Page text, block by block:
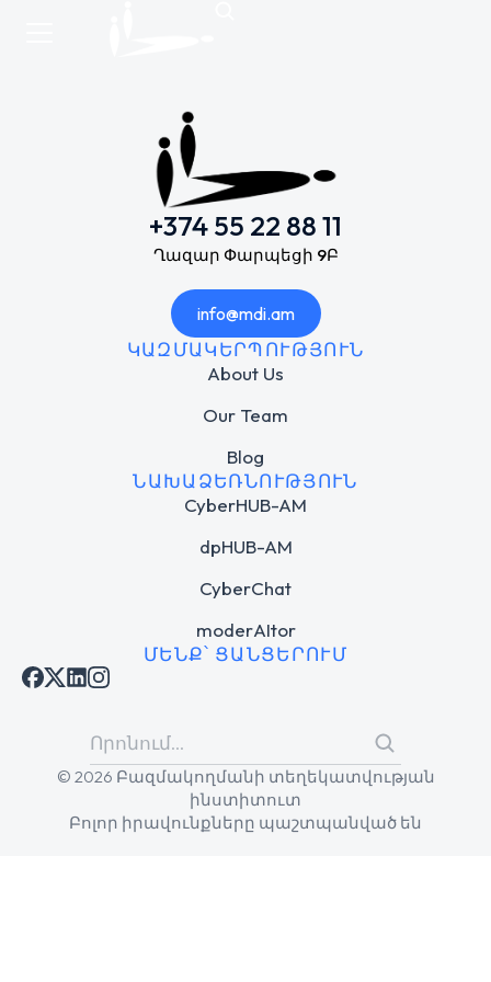
+374 55 22 88 11
Ղազար Փարպեցի 9Բ
info@mdi.am
ԿԱԶՄԱԿԵՐՊՈՒԹՅՈՒՆ
About Us
Our Team
Blog
ՆԱԽԱՁԵՌՆՈՒԹՅՈՒՆ
CyberHUB-AM
dpHUB-AM
CyberChat
moderAItor
ՄԵՆՔ՝ ՑԱՆՑԵՐՈՒՄ
© 2026 Բազմակողմանի տեղեկատվության
ինստիտուտ
Բոլոր իրավունքները պաշտպանված են